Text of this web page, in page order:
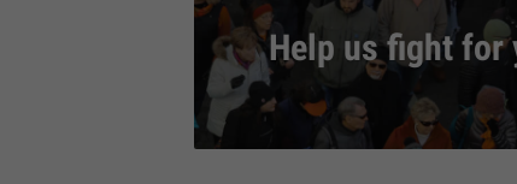
Help us fight